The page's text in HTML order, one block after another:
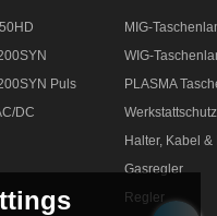
Puls
DC
MIG-
WIG-
PLASMA
Werkstattschutz
Halter, Kabel
Gasregler
Regler